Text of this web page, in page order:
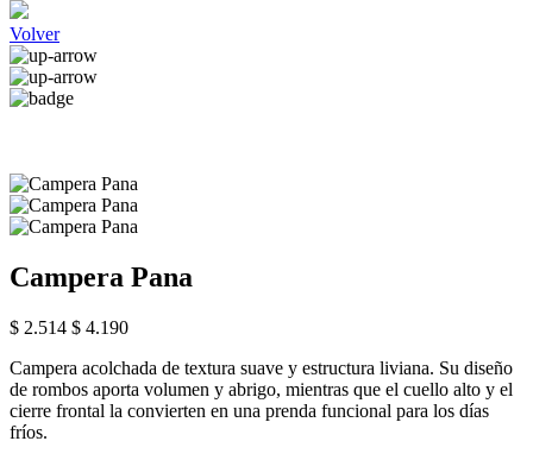
Volver
Campera Pana
$ 2.514 $ 4.190
Campera acolchada de textura suave y estructura liviana. Su diseño
de rombos aporta volumen y abrigo, mientras que el cuello alto y el
cierre frontal la convierten en una prenda funcional para los días
fríos.